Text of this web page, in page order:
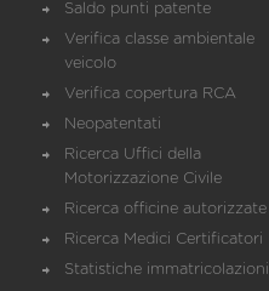
Saldo punti patente
Verifica classe ambientale
veicolo
Verifica copertura RCA
Neopatentati
Ricerca Uffici della
Motorizzazione Civile
Ricerca officine autorizzate
Ricerca Medici Certificatori
Statistiche immatricolazioni